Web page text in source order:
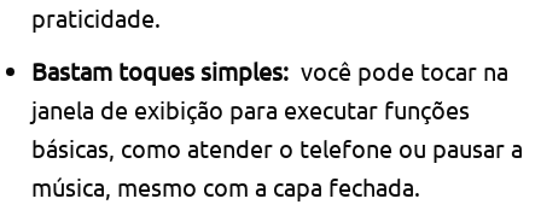
praticidade.
Bastam toques simples: você pode tocar na
janela de exibição para executar funções
básicas, como atender o telefone ou pausar a
música, mesmo com a capa fechada.